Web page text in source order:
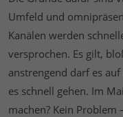
Umfeld und
Kanälen werden
versprochen. Es gilt,
anstrengend darf es
es schnell gehen. Im
machen? Kein Problem